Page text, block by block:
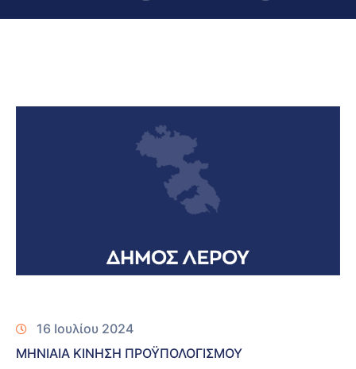
16 Ιουλίου 2024
ΜΗΝΙΑΙΑ ΚΙΝΗΣΗ ΠΡΟΫΠΟΛΟΓΙΣΜΟΥ